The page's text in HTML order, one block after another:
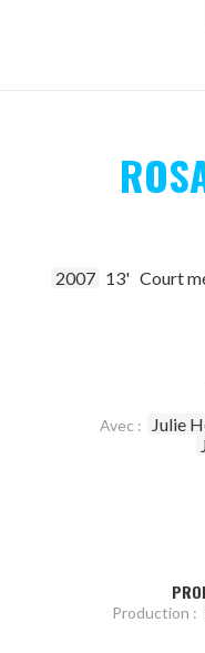
2007 13' Court
Avec : Julie
Production :